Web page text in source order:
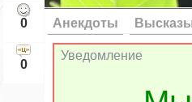
0
0
Анекдоты
Уведомление